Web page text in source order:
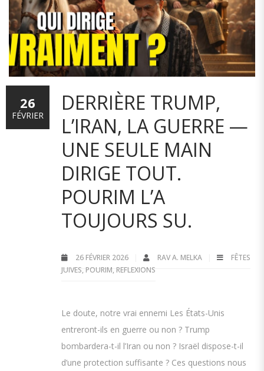
DERRIÈRE TRUMP,
L’IRAN, LA GUERRE —
UNE SEULE MAIN
DIRIGE TOUT.
POURIM L’A
TOUJOURS SU.
26 FÉVRIER 2026 RAV A. MELKA
FÊTES
JUIVES, POURIM, REFLEXIONS
Le doute, notre vrai ennemi Les États-Unis
entreront-ils en guerre ou non ? Trump
bombardera-t-il l’Iran ou non ? Israël dispose-t-il
d’une protection suffisante ? Ces questions nous
26
FÉVRIER